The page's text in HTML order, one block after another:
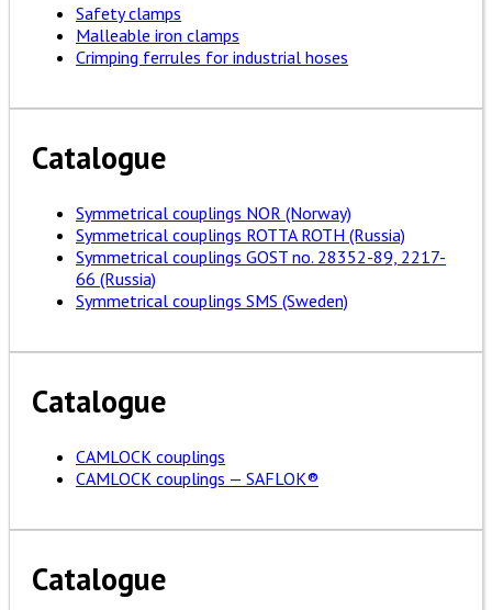
Safety clamps
Malleable iron clamps
Crimping ferrules for industrial hoses
Catalogue
Symmetrical couplings NOR (Norway)
Symmetrical couplings ROTTA ROTH (Russia)
Symmetrical couplings GOST no. 28352-89, 2217-
66 (Russia)
Symmetrical couplings SMS (Sweden)
Catalogue
CAMLOCK couplings
CAMLOCK couplings — SAFLOK®
Catalogue